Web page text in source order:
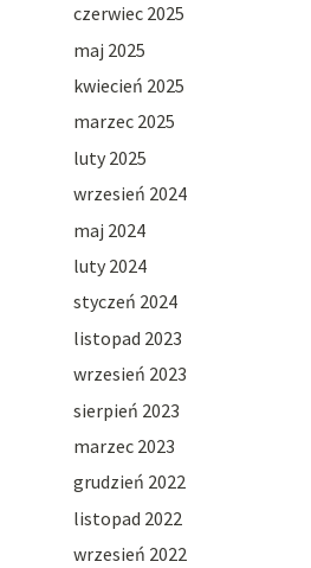
czerwiec 2025
maj 2025
kwiecień 2025
marzec 2025
luty 2025
wrzesień 2024
maj 2024
luty 2024
styczeń 2024
listopad 2023
wrzesień 2023
sierpień 2023
marzec 2023
grudzień 2022
listopad 2022
wrzesień 2022